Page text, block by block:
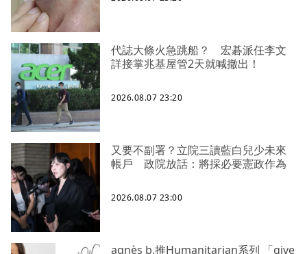
代誌大條火急跳船？ 宏碁派任李文
詳接掌兆基屋管2天就喊撤出！
2026.08.07 23:20
又要不副署？立院三讀藍白兒少未來
帳戶 政院放話：將採必要憲政作為
2026.08.07 23:00
agnès b.推Humanitarian系列 「give